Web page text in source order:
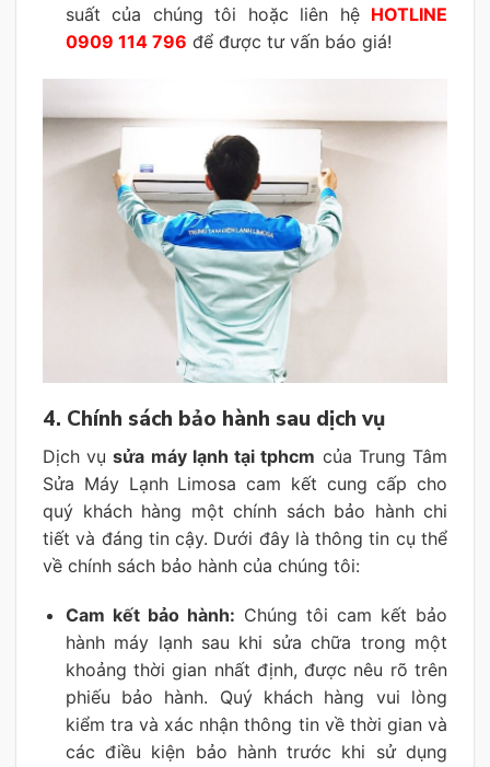
suất của chúng tôi hoặc liên hệ HOTLINE
0909 114 796 để được tư vấn báo giá!
4. Chính sách bảo hành sau dịch vụ
Dịch vụsửa máy lạnh tại tphcm của Trung Tâm
Sửa Máy Lạnh Limosa cam kết cung cấp cho
quý khách hàng một chính sách bảo hành chi
tiết và đáng tin cậy. Dưới đây là thông tin cụ thể
về chính sách bảo hành của chúng tôi:
Cam kết bảo hành: Chúng tôi cam kết bảo
hành máy lạnh sau khi sửa chữa trong một
khoảng thời gian nhất định, được nêu rõ trên
phiếu bảo hành. Quý khách hàng vui lòng
kiểm tra và xác nhận thông tin về thời gian và
các điều kiện bảo hành trước khi sử dụng